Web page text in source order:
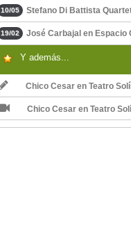
10/05 Stefano Di Battista
19/02 José Carbajal en Espacio
Y además...
Chico Cesar en Teatro
Chico Cesar en Teatro